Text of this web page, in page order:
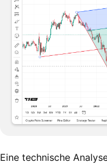
Eine technische